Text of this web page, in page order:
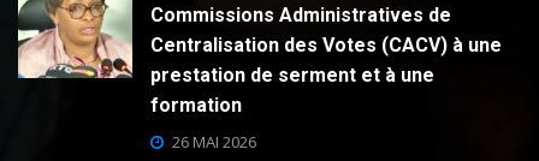
Commissions Administratives de
Centralisation des Votes (CACV) à une
prestation de serment et à une
formation
26 MAI 2026